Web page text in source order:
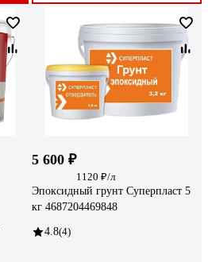
5 600 ₽
1120 ₽/л
Эпоксидный грунт Суперпласт 5
кг 4687204469848
4.8(4)